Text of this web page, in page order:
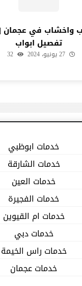
تفصيل ابواب
27 يونيو، 2024 32
خدمات ابوظبي
خدمات الشارقة
خدمات العين
خدمات الفجيرة
خدمات ام القيوين
خدمات دبي
خدمات راس الخيمة
خدمات عجمان